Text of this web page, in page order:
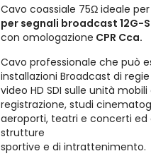
Cavo coassiale 75Ω ideale
per segnali broadcast 12G-
con omologazione CPR Cca.
Cavo professionale che può
installazioni Broadcast di
video HD SDI sulle unità
registrazione, studi
aeroporti, teatri e concerti ed
strutture
sportive e di intrattenimento.